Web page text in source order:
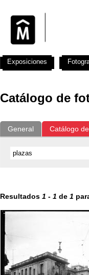
Catálogo de
General Catálogo
Resultados 1 - 1 de 1
Exposiciones